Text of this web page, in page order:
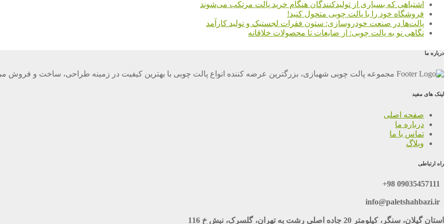
اشتباهی که بسیاری از تولیدکنندگان هنگام خرید پالت مرتکب می‌شوند
فروشگاه خود را با پالت چوبی متحول کنید!
پالت‌ها در صنعت خودروسازی: ستون فقرات لجستیک و تولید کارآمد
نگاهی نو به پالت چوبی: از ضایعات تا محصولات خلاقانه
درباره ما
مجموعه پالت چوبی شهبازی، بزرگترین عرضه کننده انواع پالت چوبی با بهترین کیفیت در زمینه طراحی، ساخت و فروش
لینک های مفید
صفحه اصلی
درباره ما
تماس با ما
وبلاگ
راه ارتباطی
09035457111 98+
info@paletshahbazi.ir
استان گیلان، سنگر، کیلومتر 20 جاده اصلی رشت به تهران، گلسرک، نبش خ 116